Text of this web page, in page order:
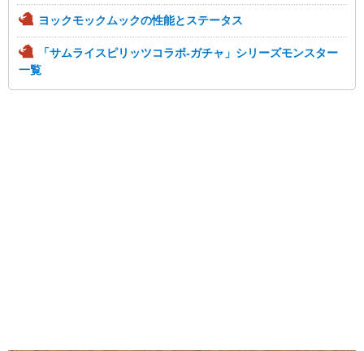
ヨックモックムックの性能とステータス
「サムライスピリッツコラボ-ガチャ」シリーズモンスター
一覧